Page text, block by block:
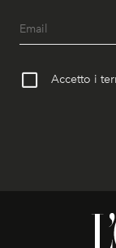
Accetto i